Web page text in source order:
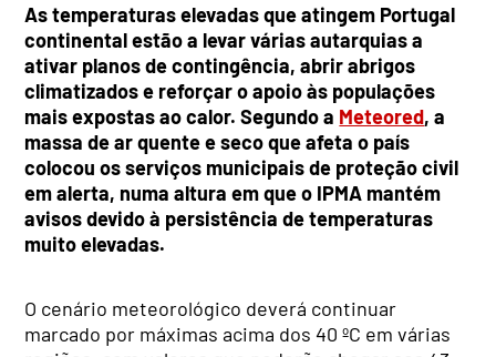
As temperaturas elevadas que atingem Portugal
continental estão a levar várias autarquias a
ativar planos de contingência, abrir abrigos
climatizados e reforçar o apoio às populações
mais expostas ao calor. Segundo a Meteored, a
massa de ar quente e seco que afeta o país
colocou os serviços municipais de proteção civil
em alerta, numa altura em que o IPMA mantém
avisos devido à persistência de temperaturas
muito elevadas.
O cenário meteorológico deverá continuar
marcado por máximas acima dos 40 ºC em várias